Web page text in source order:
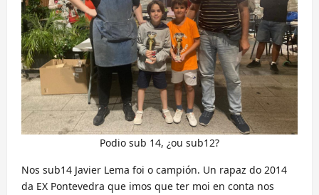
Podio sub 14, ¿ou sub12?
Nos sub14 Javier Lema foi o campión. Un rapaz do 2014
da EX Pontevedra que imos que ter moi en conta nos